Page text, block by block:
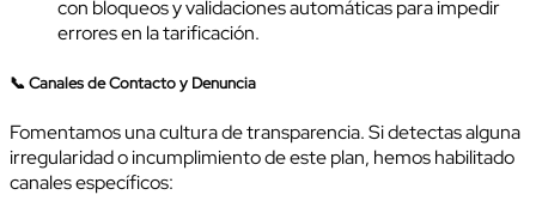
con bloqueos y validaciones automáticas para impedir
errores en la tarificación.
📞 Canales de Contacto y Denuncia
Fomentamos una cultura de transparencia. Si detectas alguna
irregularidad o incumplimiento de este plan, hemos habilitado
canales específicos: